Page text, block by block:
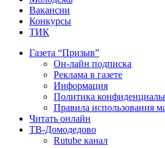
Вакансии
Конкурсы
ТИК
Газета “Призыв”
Он-лайн подписка
Реклама в газете
Информация
Политика
Правила использования
Читать онлайн
ТВ-Домодедово
Rutube канал